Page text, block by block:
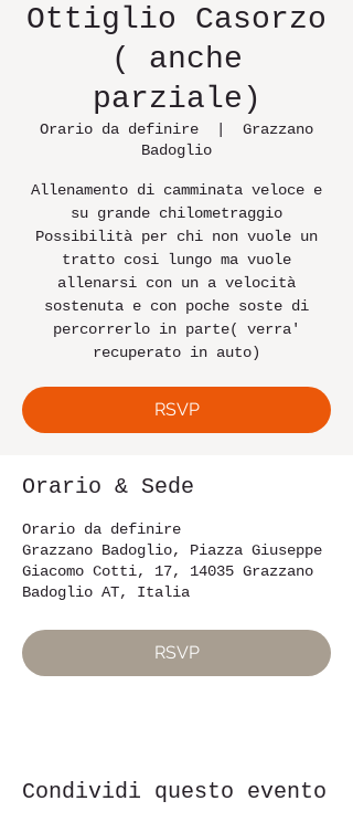
Ottiglio Casorzo
( anche
parziale)
Orario da definire
Grazzano
Badoglio
Allenamento di camminata veloce e
su grande chilometraggio
Possibilità per chi non vuole un
tratto cosi lungo ma vuole
allenarsi con un a velocità
sostenuta e con poche soste di
percorrerlo in parte( verra'
recuperato in auto)
RSVP
Orario & Sede
Orario da definire
Grazzano Badoglio, Piazza Giuseppe
Giacomo Cotti, 17, 14035 Grazzano
Badoglio AT, Italia
RSVP
Condividi questo evento